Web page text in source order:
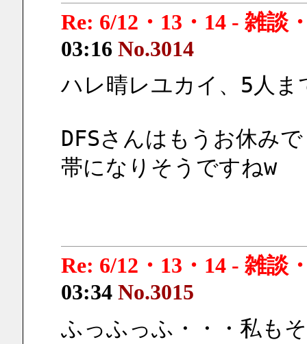
Re: 6/12・13・14 - 雑談
03:16 No.3014
ハレ晴レユカイ、5人ま
DFSさんはもうお休み
帯になりそうですねw
Re: 6/12・13・14 - 雑談
03:34 No.3015
ふっふっふ・・・私も